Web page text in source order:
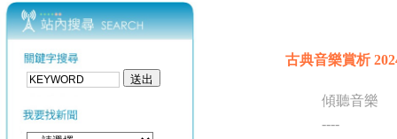
古典音樂賞析
傾聽音樂
----